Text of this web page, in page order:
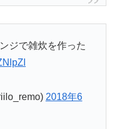
ジで雑炊を作った
2018年6